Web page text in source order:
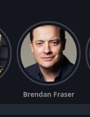
Brendan Fraser